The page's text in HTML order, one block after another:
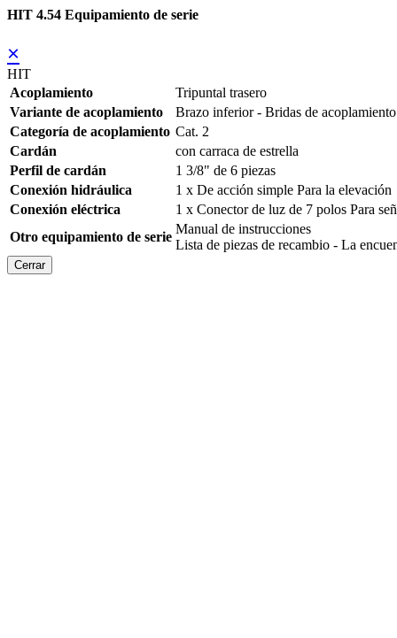
HIT 4.54 Equipamiento de serie
×
HIT
Acoplamiento
Tripuntal trasero
Variante de acoplamiento
Brazo inferior - Bridas de acoplamiento
Categoría de acoplamiento Cat. 2
Cardán
con carraca de estrella
Perfil de cardán
1 3/8" de 6 piezas
Conexión hidráulica
1 x De acción simple Para la elevación
Conexión eléctrica
1 x Conector de luz de 7 polos Para
Otro equipamiento de serie
Manual de instrucciones
Lista de piezas de recambio - La
Cerrar